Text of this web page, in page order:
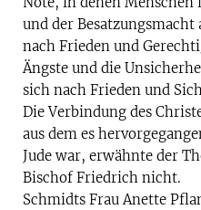
und der
nach Frieden und
Ängste und die
sich nach Frieden und
Die Verbindung des
aus dem es
Jude war, erwähnte der
Bischof Friedrich nicht.
Schmidts Frau Anette